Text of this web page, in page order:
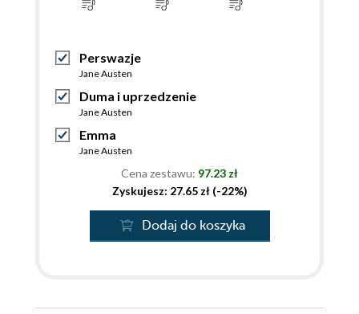
Perswazje
Jane Austen
Duma i uprzedzenie
Jane Austen
Emma
Jane Austen
Cena zestawu: 97.23 zł
Zyskujesz: 27.65 zł (-22%)
Dodaj do koszyka